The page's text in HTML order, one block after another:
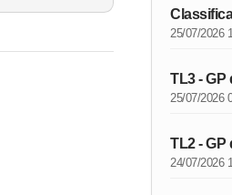
25/07/2026
TL3 - GP
25/07/2026
TL2 - GP
24/07/2026